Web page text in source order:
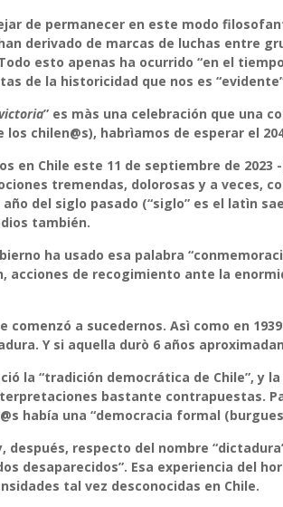
de permanecer en este modo
derivado de marcas de luchas entre
esto apenas ha ocurrido “en el
de la historicidad que nos es
” es màs una celebración que una
chilen@s), habrìamos de esperar el
en Chile este 11 de septiembre de
tremendas, dolorosas y a veces,
del siglo pasado (“siglo” es el latìn
también.
ha usado esa palabra
acciones de recogimiento ante la
comenzó a sucedernos. Asì como en
Y si aquella durò 6 años
la “tradición democrática de Chile”,y
bastante contrapuestas.
había una “democracia formal
después, respecto del nombre
desaparecidos”. Esa experiencia del
tal vez desconocidas en Chile.